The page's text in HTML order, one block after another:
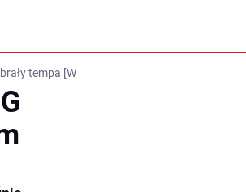
tempa [WIDEO]